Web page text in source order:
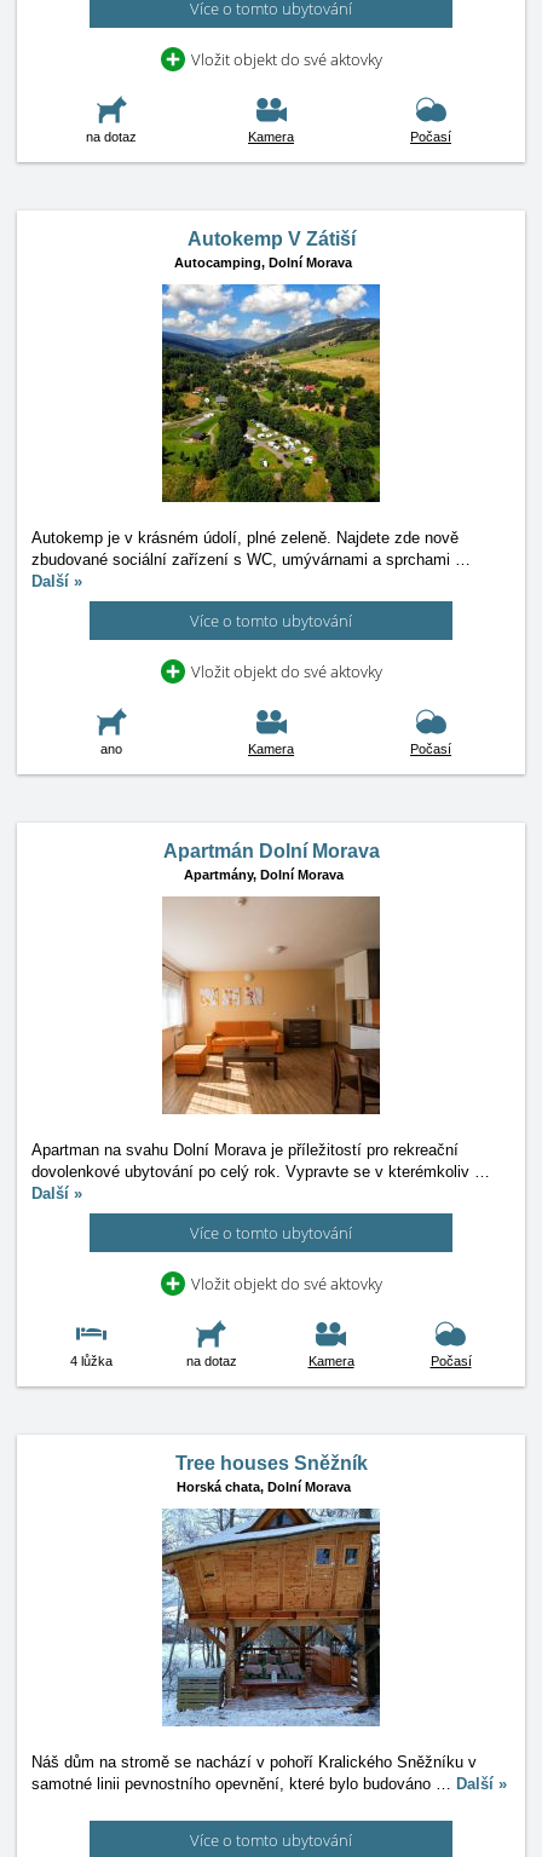
Více o tomto ubytování
Vložit objekt do své aktovky
na dotaz Kamera Počasí
Autokemp V Zátiší
Autocamping, Dolní Morava
Autokemp je v krásném údolí, plné zeleně. Najdete zde nově
zbudované sociální zařízení s WC, umývárnami a sprchami …
Další »
Více o tomto ubytování
Vložit objekt do své aktovky
ano Kamera Počasí
Apartmán Dolní Morava
Apartmány, Dolní Morava
Apartman na svahu Dolní Morava je příležitostí pro rekreační
dovolenkové ubytování po celý rok. Vypravte se v kterémkoliv …
Další »
Více o tomto ubytování
Vložit objekt do své aktovky
4 lůžka na dotaz Kamera Počasí
Tree houses Sněžník
Horská chata, Dolní Morava
Náš dům na stromě se nachází v pohoří Kralického Sněžníku v
samotné linii pevnostního opevnění, které bylo budováno … Další »
Více o tomto ubytování